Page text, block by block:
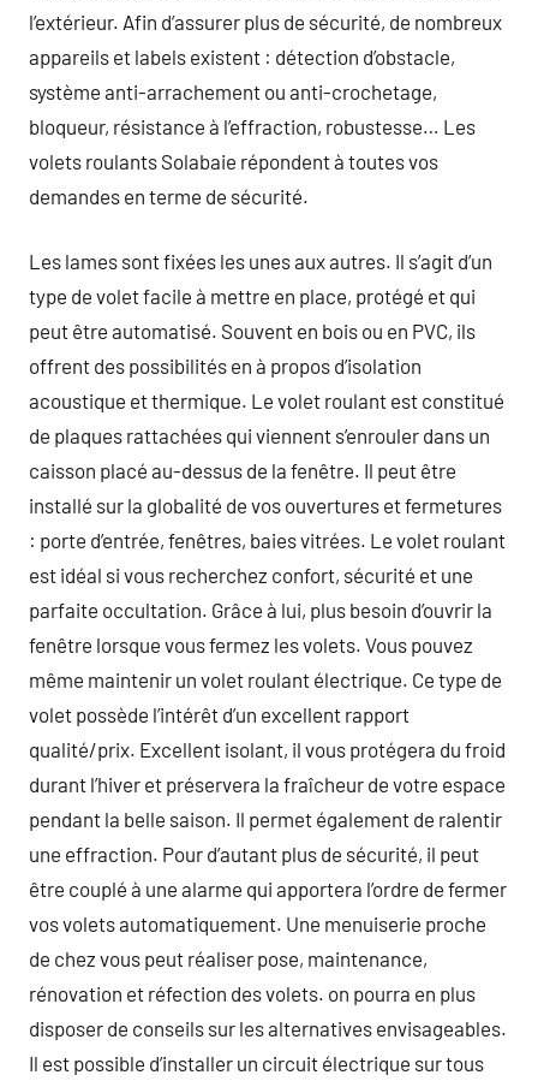
l’extérieur. Afin d’assurer plus de sécurité, de nombreux
appareils et labels existent : détection d’obstacle,
système anti-arrachement ou anti-crochetage,
bloqueur, résistance à l’effraction, robustesse… Les
volets roulants Solabaie répondent à toutes vos
demandes en terme de sécurité.
Les lames sont fixées les unes aux autres. Il s’agit d’un
type de volet facile à mettre en place, protégé et qui
peut être automatisé. Souvent en bois ou en PVC, ils
offrent des possibilités en à propos d’isolation
acoustique et thermique. Le volet roulant est constitué
de plaques rattachées qui viennent s’enrouler dans un
caisson placé au-dessus de la fenêtre. Il peut être
installé sur la globalité de vos ouvertures et fermetures
: porte d’entrée, fenêtres, baies vitrées. Le volet roulant
est idéal si vous recherchez confort, sécurité et une
parfaite occultation. Grâce à lui, plus besoin d’ouvrir la
fenêtre lorsque vous fermez les volets. Vous pouvez
même maintenir un volet roulant électrique. Ce type de
volet possède l’intérêt d’un excellent rapport
qualité/prix. Excellent isolant, il vous protégera du froid
durant l’hiver et préservera la fraîcheur de votre espace
pendant la belle saison. Il permet également de ralentir
une effraction. Pour d’autant plus de sécurité, il peut
être couplé à une alarme qui apportera l’ordre de fermer
vos volets automatiquement. Une menuiserie proche
de chez vous peut réaliser pose, maintenance,
rénovation et réfection des volets. on pourra en plus
disposer de conseils sur les alternatives envisageables.
Il est possible d’installer un circuit électrique sur tous